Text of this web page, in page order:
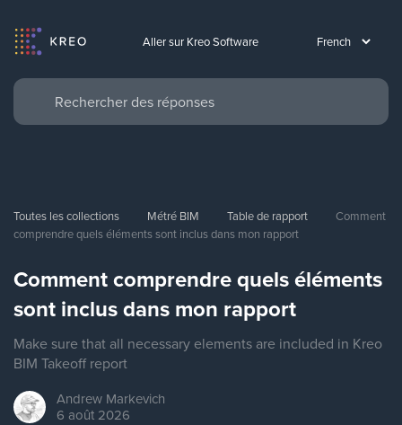
Aller sur Kreo Software
Toutes les collections Métré BIM Table de rapport
Comment
comprendre quels éléments sont inclus dans mon rapport
Comment comprendre quels éléments
sont inclus dans mon rapport
Make sure that all necessary elements are included in Kreo
BIM Takeoff report
Andrew Markevich
6 août 2026